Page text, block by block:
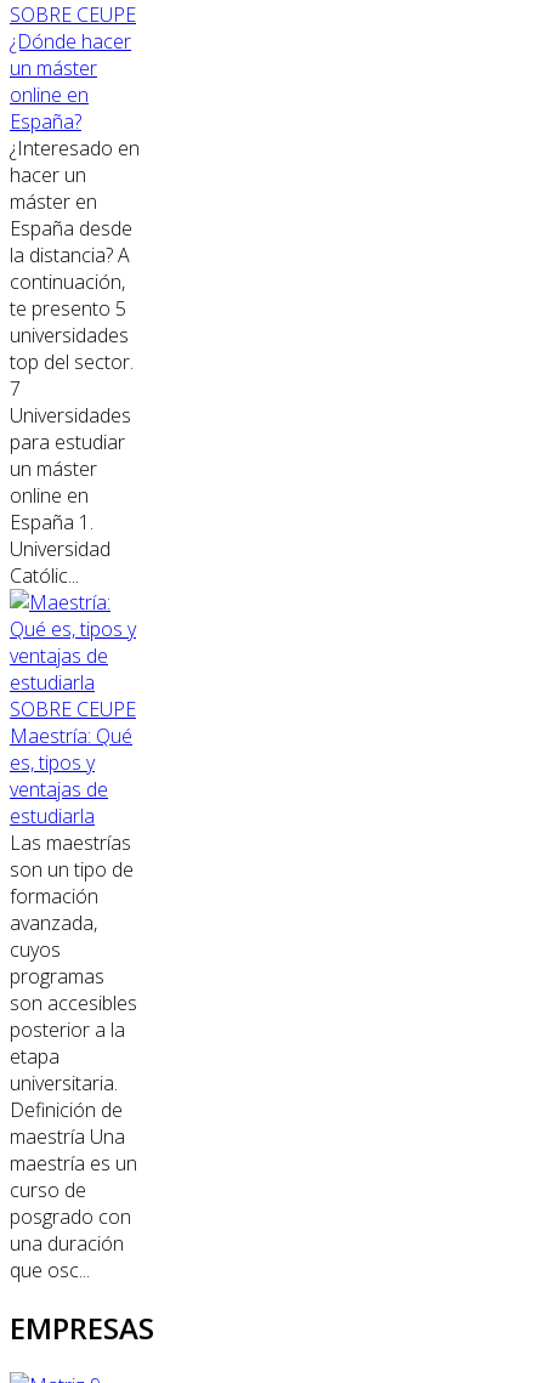
SOBRE CEUPE
¿Dónde hacer
un máster
online en
España?
¿Interesado en
hacer un
máster en
España desde
la distancia? A
continuación,
te presento 5
universidades
top del sector.
7
Universidades
para estudiar
un máster
online en
España 1.
Universidad
Católic...
SOBRE CEUPE
Maestría: Qué
es, tipos y
ventajas de
estudiarla
Las maestrías
son un tipo de
formación
avanzada,
cuyos
programas
son accesibles
posterior a la
etapa
universitaria.
Definición de
maestría Una
maestría es un
curso de
posgrado con
una duración
que osc...
EMPRESAS